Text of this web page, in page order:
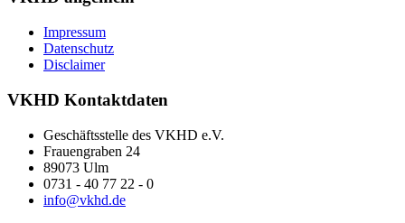
Impressum
Datenschutz
Disclaimer
VKHD Kontaktdaten
Geschäftsstelle des VKHD e.V.
Frauengraben 24
89073 Ulm
0731 - 40 77 22 - 0
info@vkhd.de